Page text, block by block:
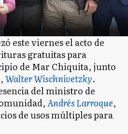
este viernes el acto de
gratuitas para
de Mar Chiquita, junto
Walter Wischnivetzky.
del ministro de
Andrés Larroque,
de usos múltiples para